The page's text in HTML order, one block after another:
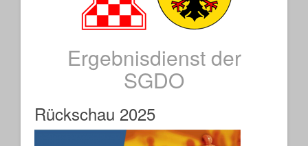
Ergebnisdienst der
SGDO
Rückschau 2025